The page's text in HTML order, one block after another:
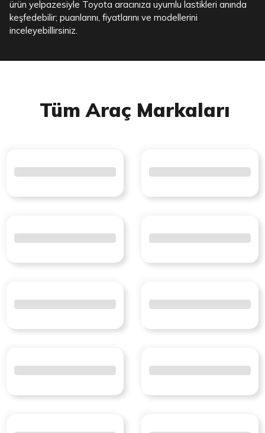
ürün yelpazesiyle Toyota aracınıza uyumlu lastikleri anında
keşfedebilir; puanlarını, fiyatlarını ve modellerini
inceleyebillirsiniz.
Tüm Araç Markaları